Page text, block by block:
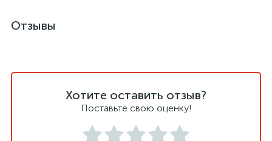
Отзывы
Хотите оставить отзыв?
Поставьте свою оценку!